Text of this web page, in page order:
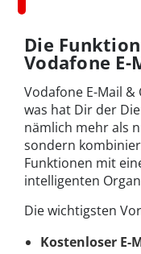
Die
Vodafone E-
Vodafone E-Mail
was hat Dir der
nämlich mehr als
sondern
Funktionen mit
intelligenten
Die wichtigsten
Kostenloser E-